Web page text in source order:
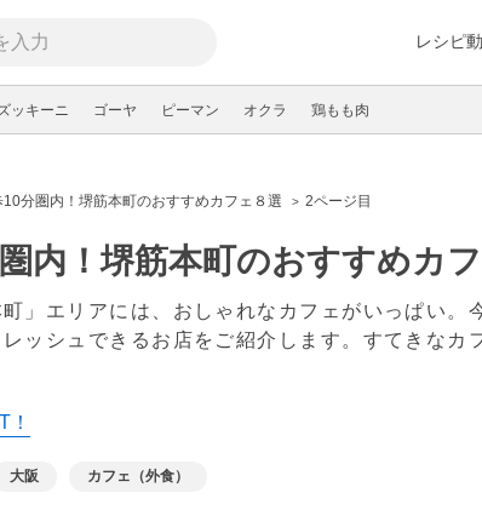
レシピ
ズッキーニ ゴーヤ ピーマン オクラ 鶏もも肉
分圏内！堺筋本町のおすすめカフェ８選 2ページ目
内！堺筋本町のおすすめカ
」エリアには、おしゃれなカフェがいっぱい。
ッシュできるお店をご紹介します。すてきなカ
大阪 カフェ（外食）